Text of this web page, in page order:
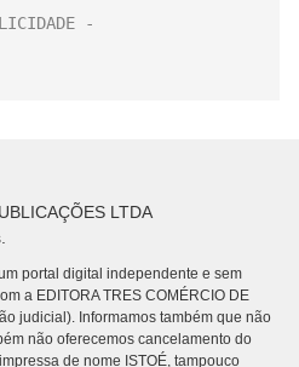
LTDA
portal digital independente e sem
a EDITORA TRES COMÉRCIO DE
judicial). Informamos também que não
não oferecemos cancelamento do
de nome ISTOÉ, tampouco